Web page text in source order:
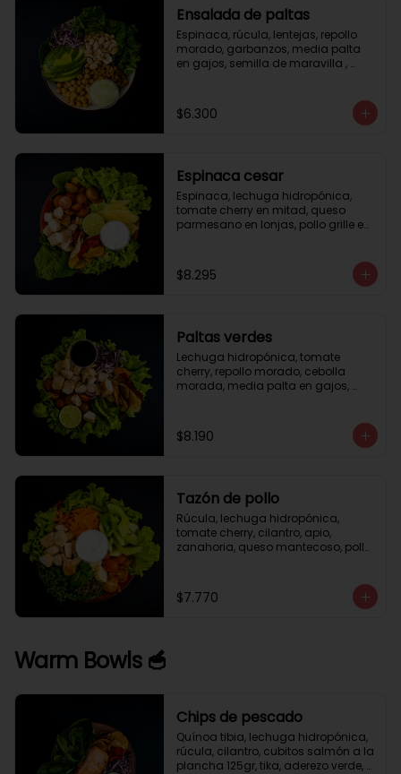
Ensalada de paltas
Espinaca, rúcula, lentejas, repollo
morado, garbanzos, media palta
en gajos, semilla de maravilla ,
$6.300
Espinaca cesar
Espinaca, lechuga hidropónica,
tomate cherry en mitad, queso
parmesano en lonjas, pollo grille en
$8.295
Paltas verdes
Lechuga hidropónica, tomate
cherry, repollo morado, cebolla
morada, media palta en gajos,
$8.190
Tazón de pollo
Rúcula, lechuga hidropónica,
tomate cherry, cilantro, apio,
zanahoria, queso mantecoso, pollo
$7.770
Warm Bowls 🥣
Chips de pescado
Quínoa tibia, lechuga hidropónica,
rúcula, cilantro, cubitos salmón a la
plancha 125gr, tika, aderezo verde,